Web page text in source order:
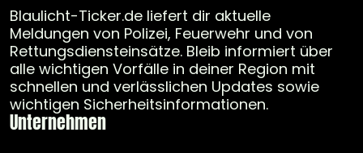
Blaulicht-Ticker.de liefert dir aktuelle
Meldungen von Polizei, Feuerwehr und von
Rettungsdiensteinsätze. Bleib informiert über
alle wichtigen Vorfälle in deiner Region mit
schnellen und verlässlichen Updates sowie
wichtigen Sicherheitsinformationen.
Unternehmen